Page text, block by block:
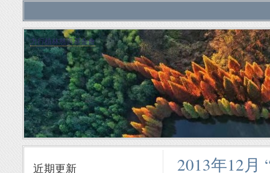
力行植林慈善基金會
2013年12月
近期更新